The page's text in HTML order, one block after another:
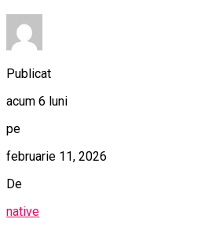
Publicat
acum 6 luni
pe
februarie 11, 2026
De
native